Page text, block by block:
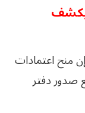
يكشف
منح اعتمادات
صدور دفتر